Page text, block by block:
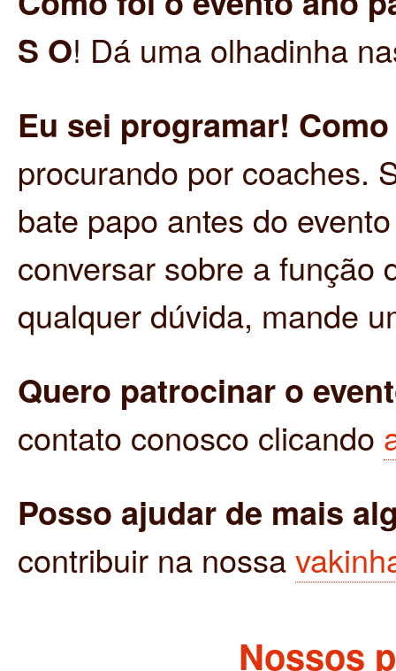
S O! Dá uma olhadinha
Eu sei programar!
procurando por coaches.
bate papo antes do
conversar sobre a função
qualquer dúvida, mande
Quero patrocinar o
contato conosco clicando
Posso ajudar de mais
contribuir na nossa
Nossos